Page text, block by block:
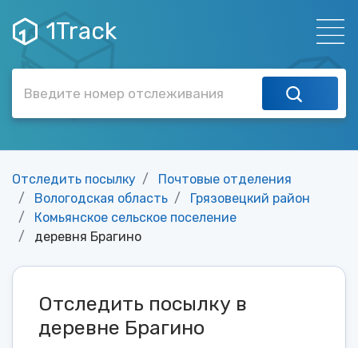
1Track
Отследить посылку
Почтовые отделения
Вологодская область
Грязовецкий район
Комьянское сельское поселение
деревня Брагино
Отследить посылку в
деревне Брагино